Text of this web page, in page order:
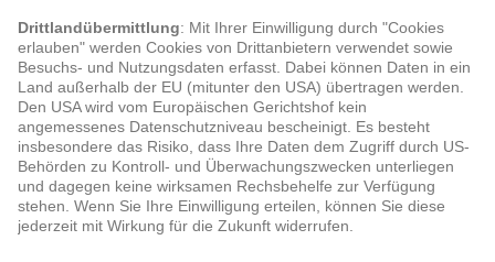
jö Bonus Club Partner
Zahlungsarten & Sicherheit